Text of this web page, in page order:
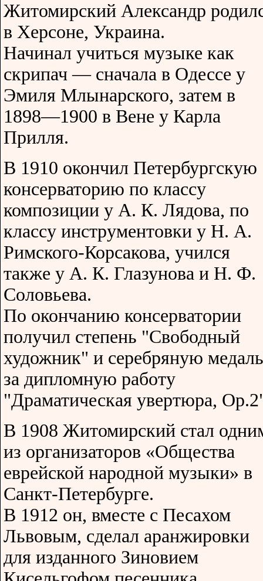
Житомирский Александр
в Херсоне, Украина.
Начинал учиться музыке как
скрипач — сначала в Одессе у
Эмиля Млынарского, затем в
1898—1900 в Вене у Карла
Прилля.
В 1910 окончил Петербургскую
консерваторию по классу
композиции у А. К. Лядова, по
классу инструментовки у Н. А.
Римского-Корсакова, учился
также у А. К. Глазунова и Н. Ф.
Соловьева.
По окончанию консерватории
получил степень "Свободный
художник" и серебряную медаль
за дипломную работу
"Драматическая увертюра,
В 1908 Житомирский стал
из организаторов «Общества
еврейской народной музыки» в
Санкт-Петербурге.
В 1912 он, вместе с Песахом
Львовым, сделал аранжировки
для изданного Зиновием